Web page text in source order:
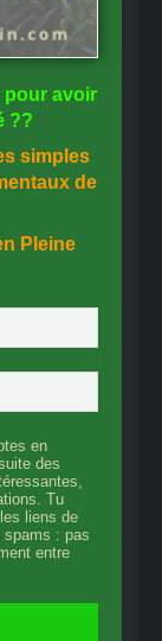
pour avoir
??
simples
de
Pleine
en
des
Tu
liens de
: pas
entre